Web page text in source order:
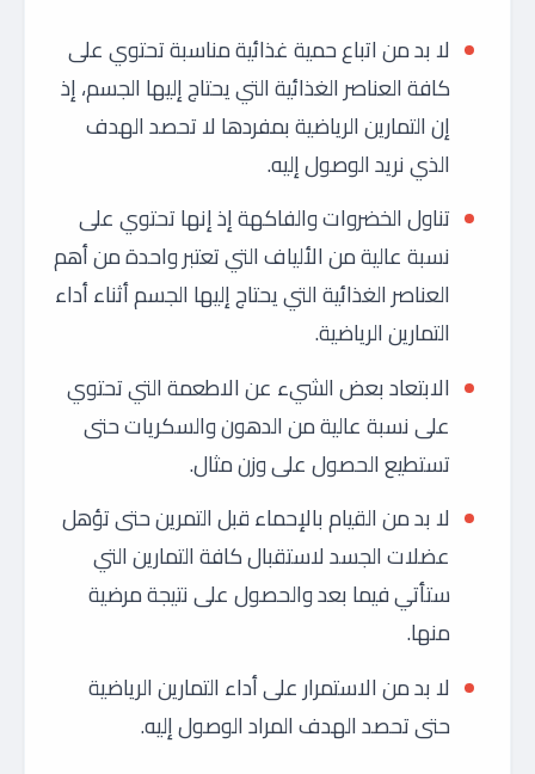
لا بد من اتباع حمية غذائية مناسبة تحتوي على
كافة العناصر الغذائية التي يحتاج إليها الجسم، إذ
إن التمارين الرياضية بمفردها لا تحصد الهدف
الذي نريد الوصول إليه.
تناول الخضروات والفاكهة إذ إنها تحتوي على
نسبة عالية من الألياف التي تعتبر واحدة من أهم
العناصر الغذائية التي يحتاج إليها الجسم أثناء أداء
التمارين الرياضية.
الابتعاد بعض الشيء عن الاطعمة التي تحتوي
على نسبة عالية من الدهون والسكريات حتى
تستطيع الحصول على وزن مثال.
لا بد من القيام بالإحماء قبل التمرين حتى تؤهل
عضلات الجسد لاستقبال كافة التمارين التي
ستأتي فيما بعد والحصول على نتيجة مرضية
منها.
لا بد من الاستمرار على أداء التمارين الرياضية
حتى تحصد الهدف المراد الوصول إليه.